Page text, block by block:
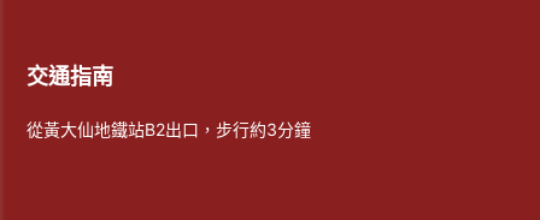
交通指南
從黃大仙地鐵站B2出口，步行約3分鐘